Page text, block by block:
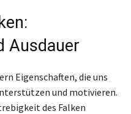
Ausdauer
Eigenschaften, die uns
und motivieren.
des Falken